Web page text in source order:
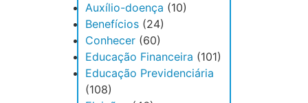
Auxílio-doença (10)
Benefícios (24)
Conhecer (60)
Educação Financeira (101)
Educação Previdenciária
(108)